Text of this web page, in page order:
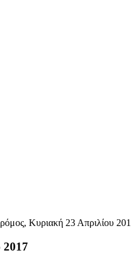
Κυριακή 23 Απριλίου
2017